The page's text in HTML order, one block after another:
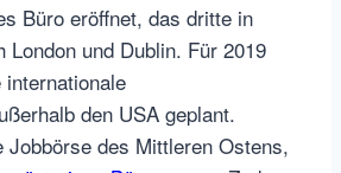
Büro eröffnet, das dritte in
London und Dublin. Für 2019
den USA geplant.
Jobbörse des Mittleren Ostens,